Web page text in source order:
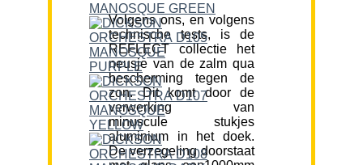
Volgens ons, en volgens
technische tests, is de
REFLECT collectie het
neusje van de zalm qua
bescherming tegen de
zon. Dit komt door de
verwerking van
minuscule stukjes
aluminium in het doek.
De verzegeling doorstaat